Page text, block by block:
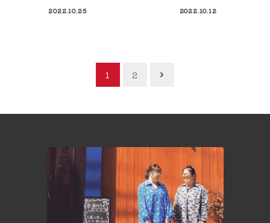
2022.10.25 2022.10.12
稿
1 2